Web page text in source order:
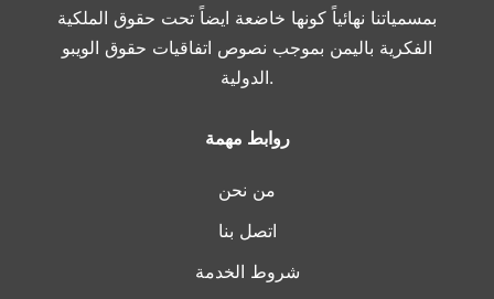
بمسمياتنا نهائياً كونها خاضعة ايضاً تحت حقوق الملكية
الفكرية باليمن بموجب نصوص اتفاقيات حقوق الويبو
الدولية.
روابط مهمة
من نحن
اتصل بنا
شروط الخدمة